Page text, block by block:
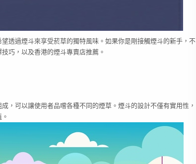
透過煙斗來享受菸草的獨特風味。如果你是剛接觸煙斗的新手，不
巧，以及香港的煙斗專賣店推薦。
，可以讓使用者品嚐各種不同的煙草。煙斗的設計不僅有實用性，